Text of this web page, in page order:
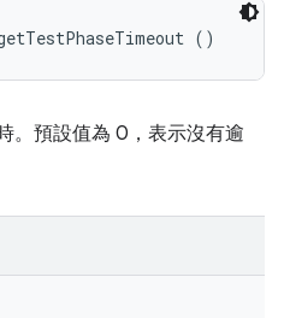
()
。預設值為 0，表示沒有逾